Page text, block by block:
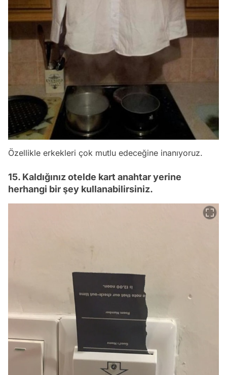
Özellikle erkekleri çok mutlu edeceğine inanıyoruz.
15. Kaldığınız otelde kart anahtar yerine
herhangi bir şey kullanabilirsiniz.